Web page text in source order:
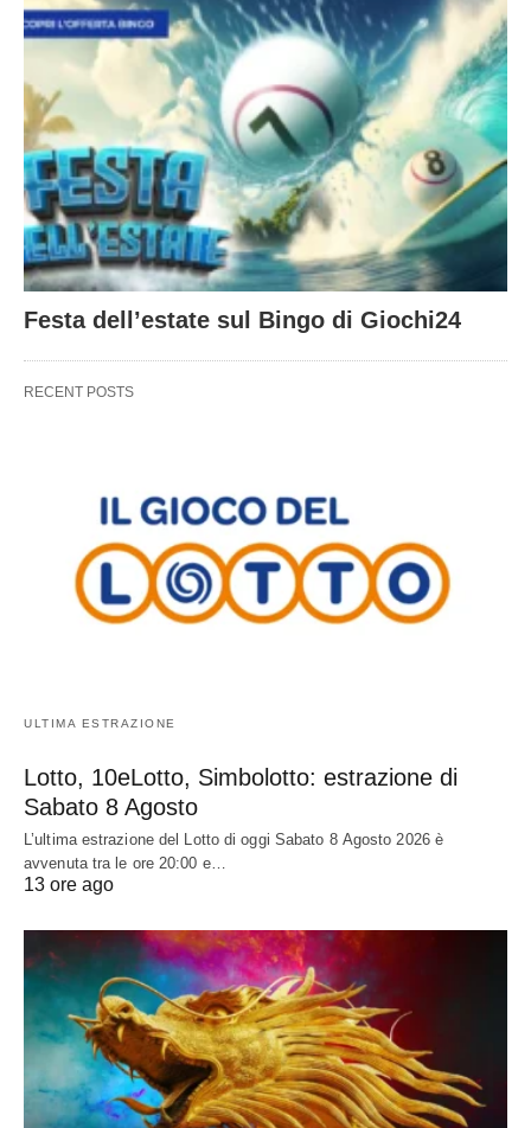
Festa dell’estate sul Bingo di Giochi24
RECENT POSTS
ULTIMA ESTRAZIONE
Lotto, 10eLotto, Simbolotto: estrazione di
Sabato 8 Agosto
L’ultima estrazione del Lotto di oggi Sabato 8 Agosto 2026 è
avvenuta tra le ore 20:00 e…
13 ore ago